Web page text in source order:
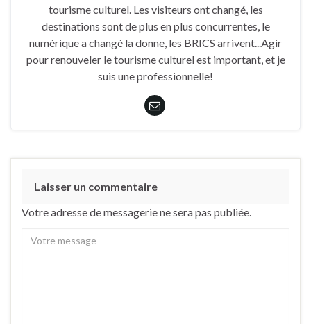
tourisme culturel. Les visiteurs ont changé, les
destinations sont de plus en plus concurrentes, le
numérique a changé la donne, les BRICS arrivent...Agir
pour renouveler le tourisme culturel est important, et je
suis une professionnelle!
Laisser un commentaire
Votre adresse de messagerie ne sera pas publiée.